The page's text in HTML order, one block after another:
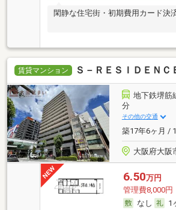
閑静な住宅街・初期費用カード決
賃貸マンション Ｓ－ＲＥＳＩＤＥＮＣ
地下鉄堺筋
分
その他の交通
築17年6ヶ月 /
大阪府大阪
6.50万円
管理費8,000円
なし
1